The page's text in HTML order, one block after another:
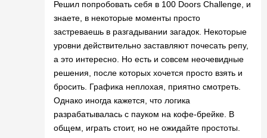
Решил попробовать себя в 100 Doors Challenge, и
знаете, в некоторые моменты просто
застреваешь в разгадывании загадок. Некоторые
уровни действительно заставляют почесать репу,
а это интересно. Но есть и совсем неочевидные
решения, после которых хочется просто взять и
бросить. Графика неплохая, приятно смотреть.
Однако иногда кажется, что логика
разрабатывалась с пауком на кофе-брейке. В
общем, играть стоит, но не ожидайте простоты.